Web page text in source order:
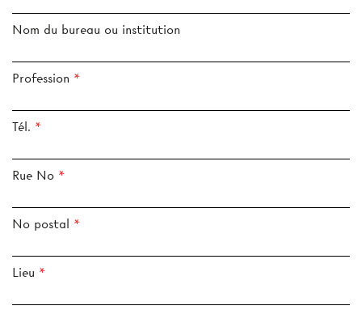
Nom du bureau ou institution
Profession
Tél.
Rue No
No postal
Lieu